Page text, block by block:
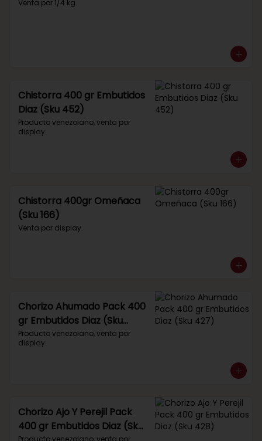
Venta por 1/4 kg.
Chistorra 400 gr Embutidos
Diaz (Sku 452)
Producto venezolano, venta por
display.
Chistorra 400gr Omeñaca
(Sku 166)
Venta por display.
Chorizo Ahumado Pack 400
gr Embutidos Diaz (Sku
427)
Producto venezolano, venta por
display.
Chorizo Ajo Y Perejil Pack
400 gr Embutidos Diaz (Sku
Producto venezolano, venta por